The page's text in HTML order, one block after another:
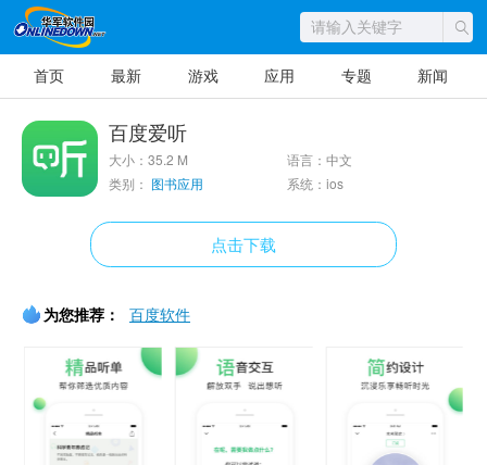
首页 最新 游戏 应用 专题 新闻
百度爱听
大小：35.2 M
语言：中文
类别： 图书应用 系统：ios
点击下载
为您推荐： 百度软件